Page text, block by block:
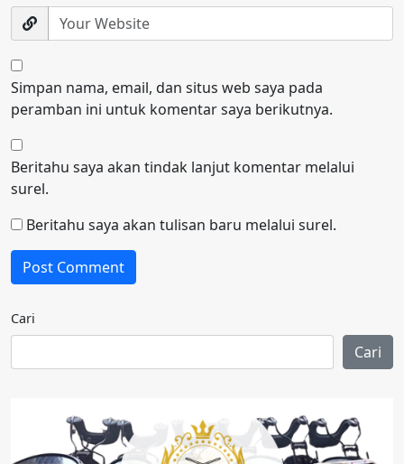
Simpan nama, email, dan situs web saya pada
peramban ini untuk komentar saya berikutnya.
Beritahu saya akan tindak lanjut komentar melalui
surel.
Beritahu saya akan tulisan baru melalui surel.
Cari
Cari